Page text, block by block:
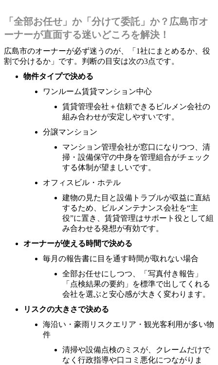
「全部お任せ」か「分けて委託」か？広島市オ
ーナーが直面する迷いどころを解決！
広島市のオーナーが必ず迷うのが、「1社にまとめるか、役
割で分けるか」です。判断の目安は次の3点です。
物件タイプで決める
ワンルーム賃貸マンション中心
賃貸管理会社＋信頼できるビルメン会社の
組み合わせが安定しやすいです。
分譲マンション
マンション管理会社が窓口になりつつ、清
掃・設備保守の中身を管理組合がチェック
する体制が望ましいです。
オフィスビル・ホテル
建物の見た目と設備トラブルが収益に直結
するため、ビルメンテナンス会社を“主
役”に置き、賃貸管理はサポート役として組
み合わせる発想が有効です。
オーナーが使える時間で決める
毎月の報告書に目を通す時間が取れない場合
全部お任せにしつつ、「写真付き報告」
「点検結果の要約」を標準で出してくれる
会社を選ぶと安心感が大きく変わります。
リスクの大きさで決める
海沿い・豪雨リスクエリア・観光客利用が多い物
件
清掃や設備点検のミスが、クレームだけで
なく行政指導や口コミ悪化につながりま